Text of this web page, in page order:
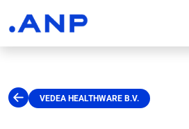
VEDEA HEALTHWARE B.V.